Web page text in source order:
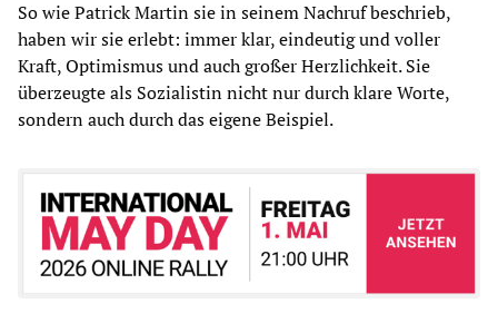
So wie Patrick Martin sie in seinem Nachruf beschrieb,
haben wir sie erlebt: immer klar, eindeutig und voller
Kraft, Optimismus und auch großer Herzlichkeit. Sie
überzeugte als Sozialistin nicht nur durch klare Worte,
sondern auch durch das eigene Beispiel.